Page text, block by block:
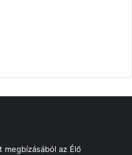
megbízásából az Élő